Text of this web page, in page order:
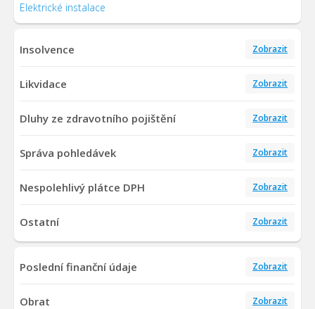
Elektrické instalace
Insolvence Zobrazit
Likvidace Zobrazit
Dluhy ze zdravotního pojištění Zobrazit
Správa pohledávek Zobrazit
Nespolehlivý plátce DPH Zobrazit
Ostatní Zobrazit
Poslední finanční údaje Zobrazit
Obrat Zobrazit